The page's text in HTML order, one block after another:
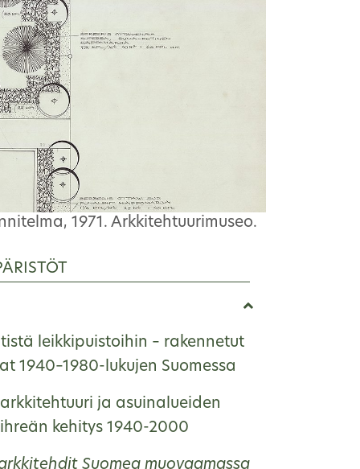
1971. Arkkitehtuurimuseo.
leikkipuistoihin – rakennetut
1940–1980-lukujen Suomessa
ja asuinalueiden
kehitys 1940-2000
Suomea muovaamassa